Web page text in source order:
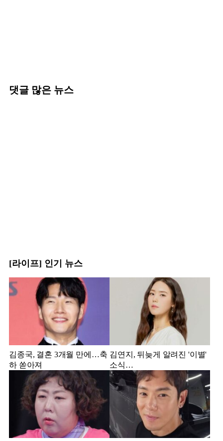
댓글 많은 뉴스
[라이프] 인기 뉴스
김종국, 결혼 3개월 만에…축
하 쏟아져
김연지, 뒤늦게 알려진 '이별'
소식…